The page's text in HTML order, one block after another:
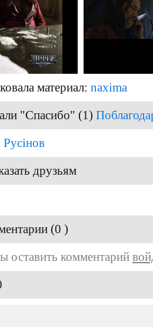
материал: naxima
"Спасибо" (1)
друзьям
(0 )
оставить комментарий